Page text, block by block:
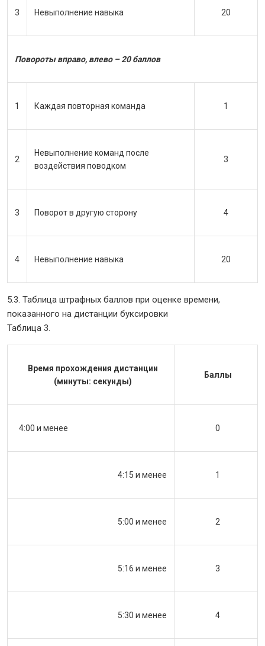
3 Невыполнение навыка 20
Повороты вправо, влево – 20 баллов
1 Каждая повторная команда 1
2
Невыполнение команд после
воздействия поводком
3
3 Поворот в другую сторону 4
4 Невыполнение навыка 20
5.3. Таблица штрафных баллов при оценке времени,
показанного на дистанции буксировки
Таблица 3.
Время прохождения дистанции
(минуты: секунды)
Баллы
4:00 и менее 0
4:15 и менее 1
5:00 и менее 2
5:16 и менее 3
5:30 и менее 4